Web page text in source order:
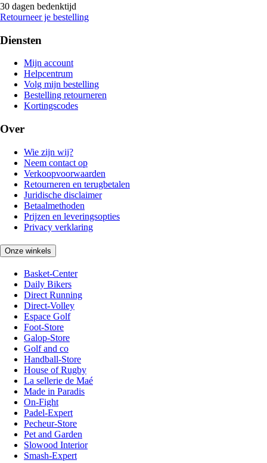
30 dagen bedenktijd
Retourneer je bestelling
Diensten
Mijn account
Helpcentrum
Volg mijn bestelling
Bestelling retourneren
Kortingscodes
Over
Wie zijn wij?
Neem contact op
Verkoopvoorwaarden
Retourneren en terugbetalen
Juridische disclaimer
Betaalmethoden
Prijzen en leveringsopties
Privacy verklaring
Onze winkels
Basket-Center
Daily Bikers
Direct Running
Direct-Volley
Espace Golf
Foot-Store
Galop-Store
Golf and co
Handball-Store
House of Rugby
La sellerie de Maé
Made in Paradis
On-Fight
Padel-Expert
Pecheur-Store
Pet and Garden
Slowood Interior
Smash-Expert